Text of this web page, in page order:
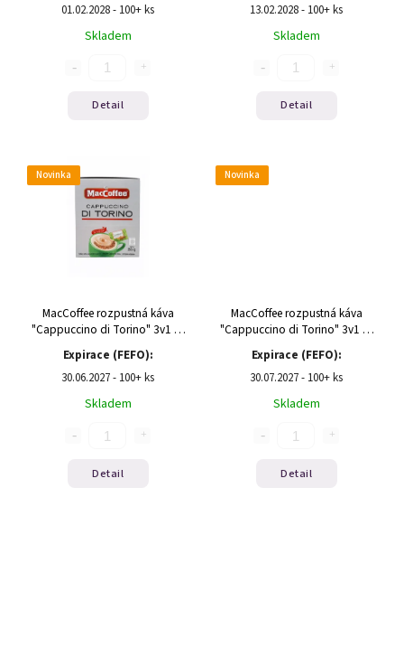
01.02.2028 - 100+ ks
Skladem
Detail
13.02.2028 - 100+ ks
Skladem
Detail
Novinka
MacCoffee rozpustná káva
"Cappuccino di Torino" 3v1 se
sladkou skořicí 250g (10x25g)
Expirace (FEFO):
30.06.2027 - 100+ ks
Skladem
Detail
Novinka
MacCoffee rozpustná káva
"Cappuccino di Torino" 3v1 se
slaným karamelem 250g
(10x25g)
Expirace (FEFO):
30.07.2027 - 100+ ks
Skladem
Detail